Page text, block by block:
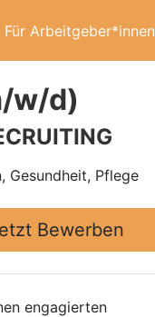
Für Arbeitgeber*innen
w/d)
Gesundheit, Pflege
Bewerben
engagierten